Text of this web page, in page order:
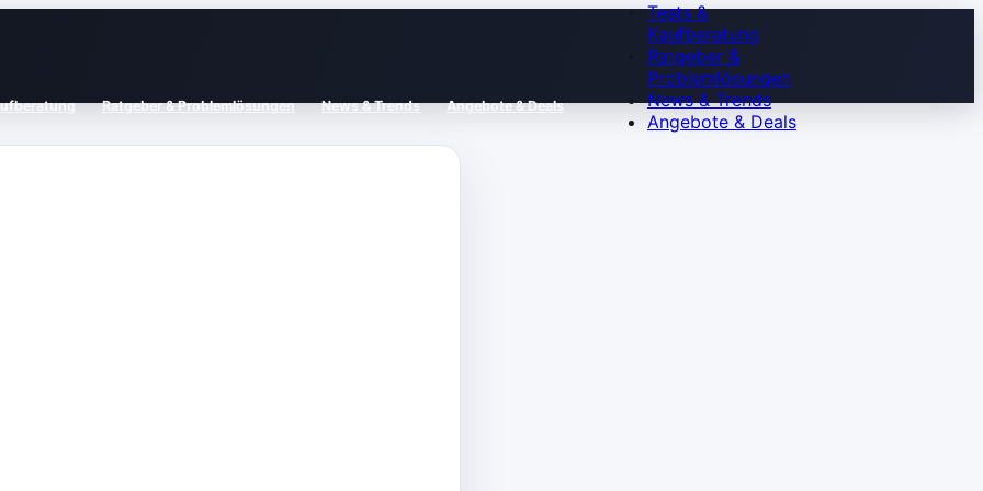
Ratgeber & Problemlösungen News & Trends Angebote & Deals
Tests &
Kaufberatung
Ratgeber &
Problemlösungen
News & Trends
Angebote & Deals